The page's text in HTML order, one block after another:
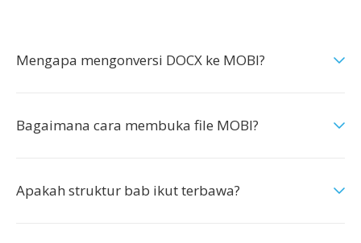
Mengapa mengonversi DOCX ke MOBI?
Bagaimana cara membuka file MOBI?
Apakah struktur bab ikut terbawa?